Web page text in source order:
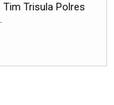
Tim Trisula Polres